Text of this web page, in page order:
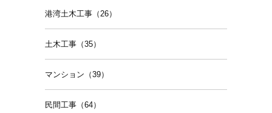
港湾土木工事（26）
土木工事（35）
マンション（39）
民間工事（64）